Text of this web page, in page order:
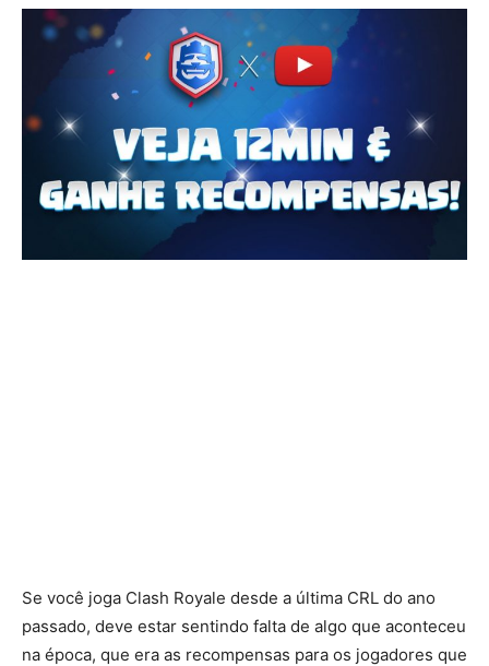
Se você joga Clash Royale desde a última CRL do ano
passado, deve estar sentindo falta de algo que aconteceu
na época, que era as recompensas para os jogadores que